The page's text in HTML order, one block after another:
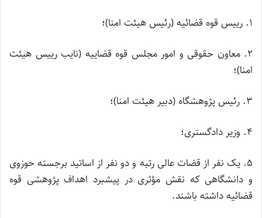
۱. رییس قوه قضائیه (رئیس هیئت امنا)؛
۲. معاون حقوقی و امور مجلس قوه قضاییه (نایب رییس هیئت
امنا)؛
۳. رئیس پژوهشگاه (دبیر هیئت امنا)؛
۴. وزیر دادگستری؛
۵. یک نفر از قضات عالی رتبه و دو نفر از اساتید برجسته حوزوی
و دانشگاهی که نقش مؤثری در پیشبرد اهداف پژوهشی قوه
قضائیه داشته باشند.